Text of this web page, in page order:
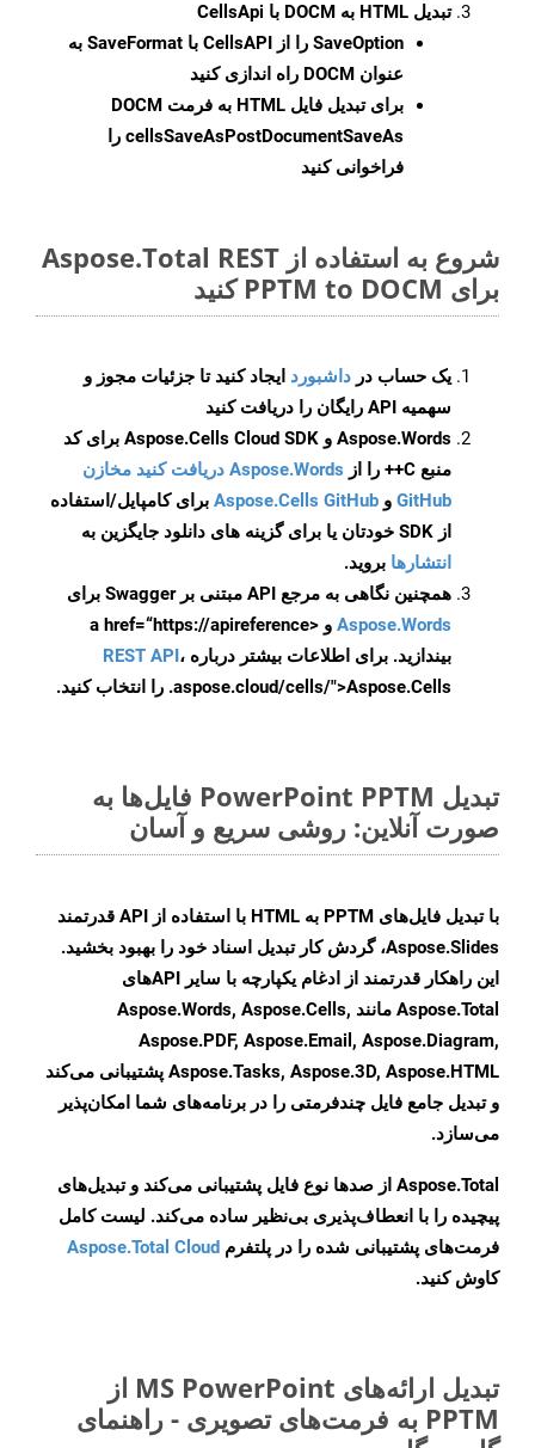
تبدیل HTML به DOCM با CellsApi
SaveOption
را از CellsAPI با SaveFormat به
عنوان DOCM راه اندازی کنید
برای تبدیل فایل HTML به فرمت
DOCM
cellsSaveAsPostDocumentSaveAs را
فراخوانی کنید
شروع به استفاده از Aspose.Total REST
برای PPTM to DOCM کنید
یک حساب در داشبورد ایجاد کنید تا جزئیات مجوز و
سهمیه API رایگان را دریافت کنید
Aspose.Words و Aspose.Cells Cloud SDK برای کد
منبع C++ را از
Aspose.Words دریافت کنید مخازن
GitHub و Aspose.Cells GitHub برای کامپایل/استفاده
از SDK خودتان یا برای گزینه های دانلود جایگزین به
انتشارها بروید.
همچنین نگاهی به مرجع API مبتنی بر Swagger برای
Aspose.Words
و <a href=“https://apireference
بیندازید. برای اطلاعات بیشتر درباره REST API،
.aspose.cloud/cells/">Aspose.Cells را انتخاب کنید.
تبدیل PowerPoint PPTM فایل‌ها به
صورت آنلاین: روشی سریع و آسان
با تبدیل فایل‌های PPTM به HTML با استفاده از API قدرتمند
Aspose.Slides، گردش کار تبدیل اسناد خود را بهبود بخشید.
این راهکار قدرتمند از ادغام یکپارچه با سایر APIهای
Aspose.Total مانند Aspose.Words, Aspose.Cells,
Aspose.PDF, Aspose.Email, Aspose.Diagram,
Aspose.Tasks, Aspose.3D, Aspose.HTML پشتیبانی می‌کند
و تبدیل جامع فایل چندفرمتی را در برنامه‌های شما امکان‌پذیر
می‌سازد.
Aspose.Total از صدها نوع فایل پشتیبانی می‌کند و تبدیل‌های
پیچیده را با انعطاف‌پذیری بی‌نظیر ساده می‌کند. لیست کامل
فرمت‌های پشتیبانی شده را در پلتفرم Aspose.Total Cloud
کاوش کنید.
تبدیل ارائه‌های MS PowerPoint از
PPTM به فرمت‌های تصویری - راهنمای